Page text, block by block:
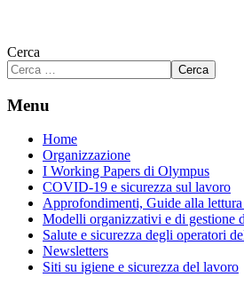
Cerca
Cerca
Menu
Home
Organizzazione
I Working Papers di Olympus
COVID-19 e sicurezza sul lavoro
Approfondimenti, Guide alla lettura
Modelli organizzativi e di gestione
Salute e sicurezza degli operatori
Newsletters
Siti su igiene e sicurezza del lavoro